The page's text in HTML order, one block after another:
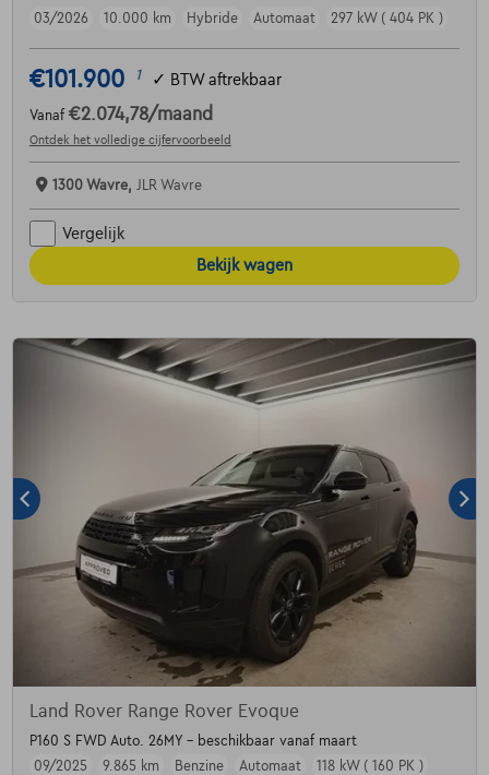
03/2026
10.000 km Hybride Automaat 297 kW ( 404 PK )
€101.900 1 ✓ BTW aftrekbaar
Vanaf €2.074,78/maand
Ontdek het volledige cijfervoorbeeld
1300 Wavre, JLR Wavre
Vergelijk
Bekijk wagen
Land Rover Range Rover Evoque
P160 S FWD Auto. 26MY - beschikbaar vanaf maart
09/2025
9.865 km Benzine Automaat 118 kW ( 160 PK )